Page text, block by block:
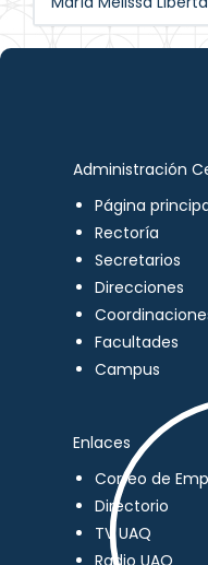
Administración
Página
Rectoría
Secretarios
Direcciones
Facultades
Campus
Enlaces
Correo de
Directorio
TV UAQ
Radio UAQ